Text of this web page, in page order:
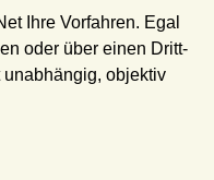
Ihre Vorfahren. Egal
oder über einen Dritt-
objektiv